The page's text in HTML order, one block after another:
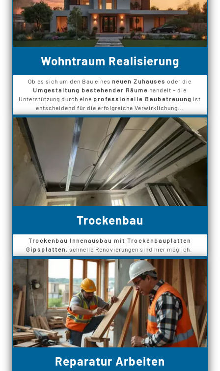
Wohntraum Realisierung
Ob es sich um den Bau eines neuen Zuhauses oder die
Umgestaltung bestehender Räume handelt – die
Unterstützung durch eine professionelle Baubetreuung ist
entscheidend für die erfolgreiche Verwirklichung...
Trockenbau
Trockenbau Innenausbau mit Trockenbauplatten
Gipsplatten , schnelle Renovierungen sind hier möglich.
Reparatur Arbeiten